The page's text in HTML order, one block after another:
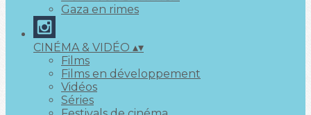
Gaza en rimes
CINÉMA & VIDÉO ▴▾
Films
Films en développement
Vidéos
Séries